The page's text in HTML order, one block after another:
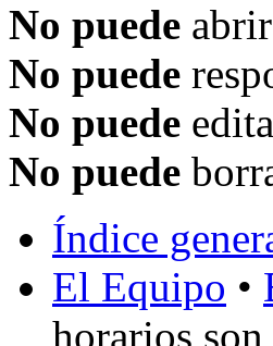
No puede
No puede
No puede
No puede
Índice
El Equipo •
horarios